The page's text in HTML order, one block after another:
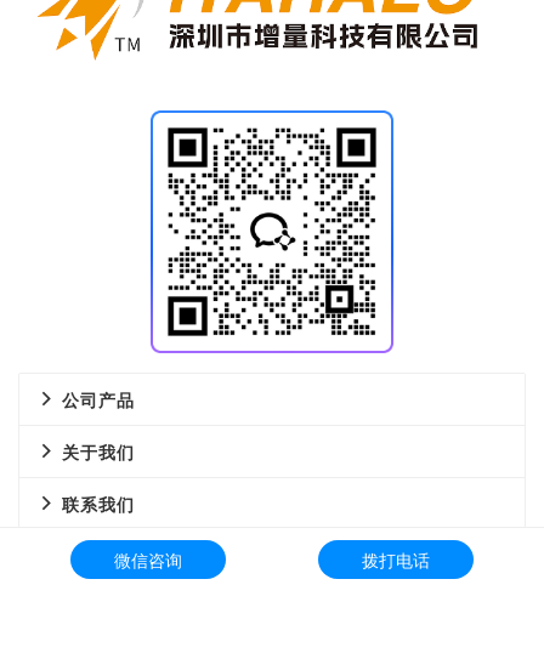
公司产品
关于我们
联系我们
Copyright © 2023-2026 增量科技 All Rights Reserved粤ICP备
2023050749号
微信咨询 拨打电话